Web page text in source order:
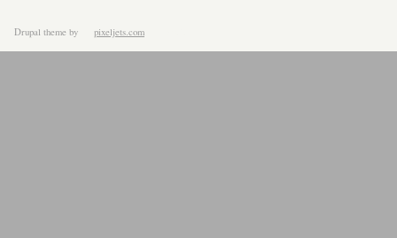
Drupal theme by pixeljets.com